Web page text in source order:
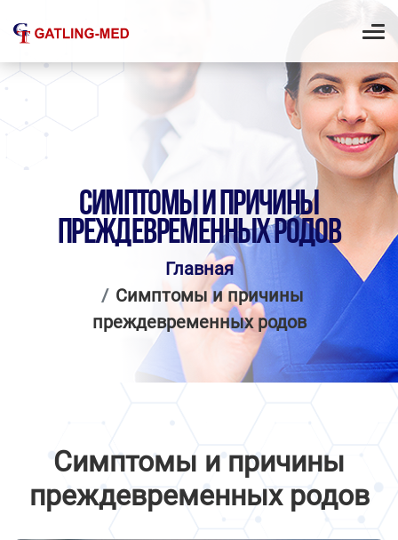
СИМПТОМЫ И ПРИЧИНЫ
ПРЕЖДЕВРЕМЕННЫХ РОДОВ
Главная
Симптомы и причины
преждевременных родов
Симптомы и причины
преждевременных родов